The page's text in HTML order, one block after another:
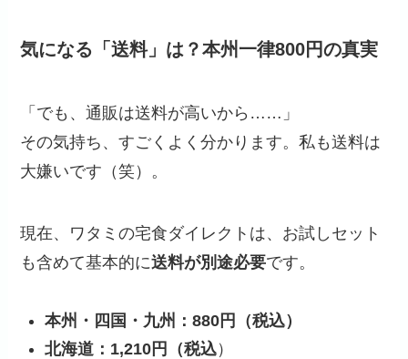
気になる「送料」は？本州一律800円の真実
「でも、通販は送料が高いから……」
その気持ち、すごくよく分かります。私も送料は
大嫌いです（笑）。
現在、ワタミの宅食ダイレクトは、お試しセット
も含めて基本的に送料が別途必要です。
本州・四国・九州：880円（税込）
北海道：1,210円（税込）